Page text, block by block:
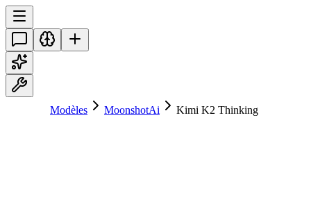
Modèles MoonshotAi Kimi K2 Thinking